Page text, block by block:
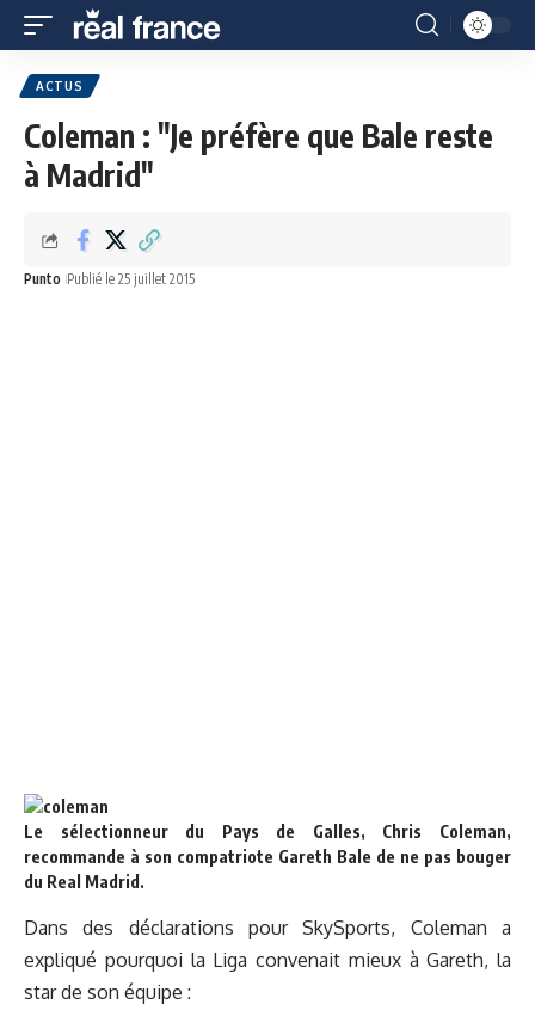
ACTUS
Coleman : "Je préfère que Bale reste
à Madrid"
Punto Publié le 25 juillet 2015
Le sélectionneur du Pays de Galles, Chris Coleman,
recommande à son compatriote Gareth Bale de ne pas bouger
du Real Madrid.
Dans des déclarations pour SkySports, Coleman a
expliqué pourquoi la Liga convenait mieux à Gareth, la
star de son équipe :